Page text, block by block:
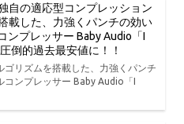
自の適応型コンプレッション
載した、力強くパンチの効い
ンプレッサー Baby Audio「I
倒的過去最安値に！！
リズムを搭載した、力強くパンチ
コンプレッサー Baby Audio「I